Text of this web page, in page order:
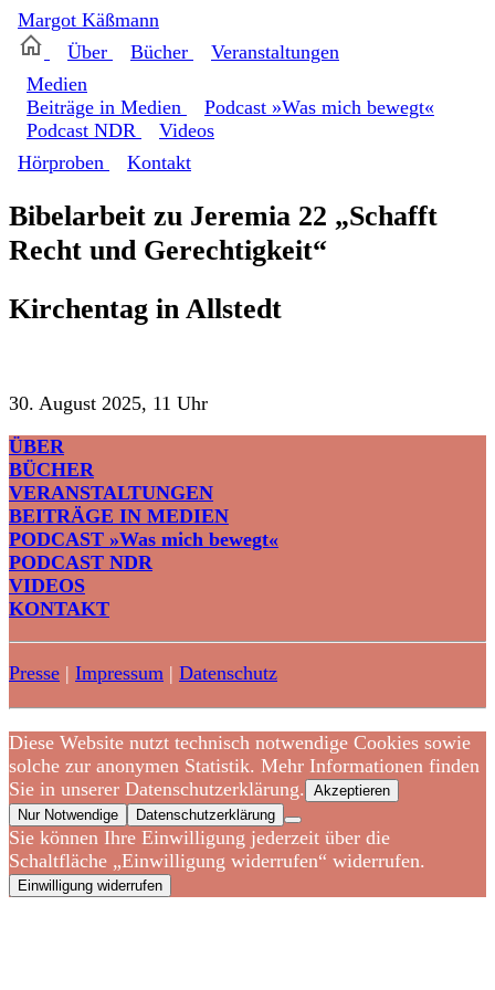
Margot Käßmann
Über
Bücher
Veranstaltungen
Medien
Beiträge in Medien
Podcast »Was mich bewegt«
Podcast NDR
Videos
Hörproben
Kontakt
Bibelarbeit zu Jeremia 22 „Schafft
Recht und Gerechtigkeit“
Kirchentag in Allstedt
30. August 2025, 11 Uhr
ÜBER
BÜCHER
VERANSTALTUNGEN
BEITRÄGE IN MEDIEN
PODCAST »Was mich bewegt«
PODCAST NDR
VIDEOS
KONTAKT
Presse | Impressum | Datenschutz
Diese Website nutzt technisch notwendige Cookies sowie
solche zur anonymen Statistik. Mehr Informationen finden
Sie in unserer Datenschutzerklärung.
Akzeptieren
Nur Notwendige
Datenschutzerklärung
Sie können Ihre Einwilligung jederzeit über die
Schaltfläche „Einwilligung widerrufen“ widerrufen.
Einwilligung widerrufen